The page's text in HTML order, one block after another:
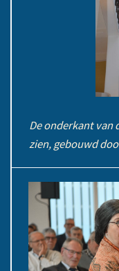
De onderkant van
zien, gebouwd